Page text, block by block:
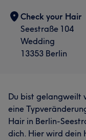
Check your Hair
Seestraße 104
Wedding
13353 Berlin
Du bist gelangweilt
eine
Hair in Berlin-
dich. Hier wird dein